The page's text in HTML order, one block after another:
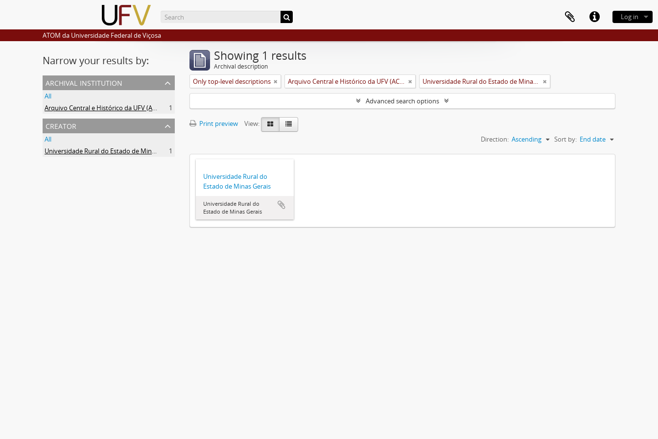
Log in
ATOM da Universidade Federal de Viçosa
Narrow your results by:
archival institution
All
Arquivo Central e Histórico da UFV (ACH-UFV)
1
creator
All
Universidade Rural do Estado de Minas Gerais (Uremg)
1
Showing 1 results
Archival description
Only top-level descriptions Arquivo Central e Histórico da UFV (ACH-UFV) Universidade Rural do Estado de Minas Gerais (Uremg)
Advanced search options
Print preview
View:
Sort by: End date
Direction: Ascending
Universidade Rural do
Estado de Minas Gerais
Universidade Rural do
Estado de Minas Gerais